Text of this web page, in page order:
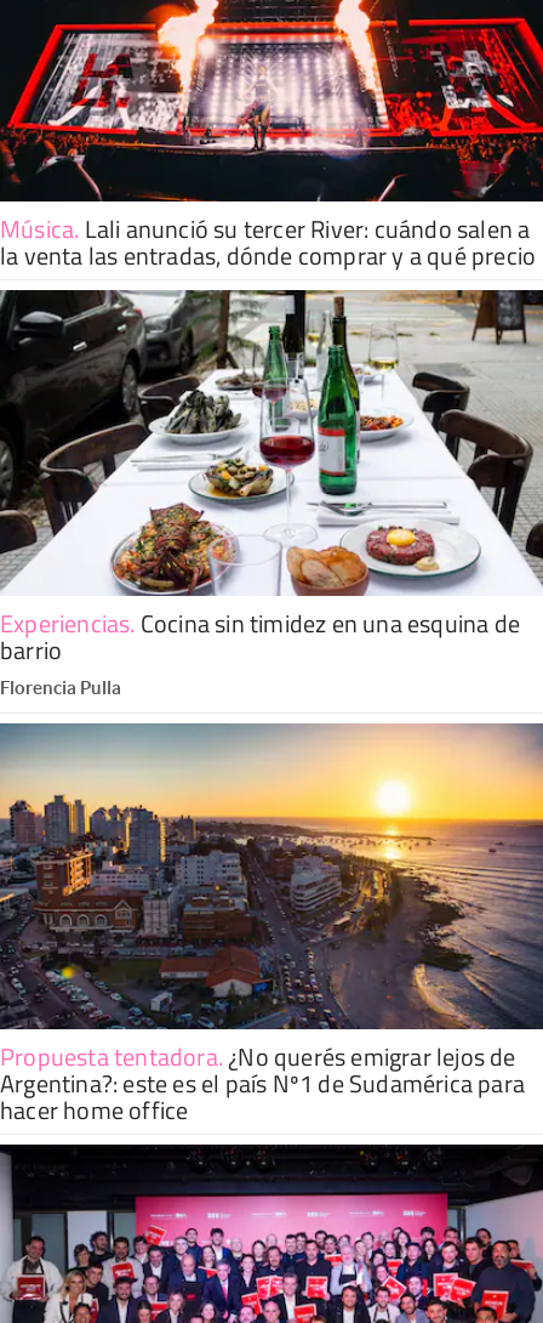
Música. Lali anunció su tercer River: cuándo salen a
la venta las entradas, dónde comprar y a qué precio
Experiencias. Cocina sin timidez en una esquina de
barrio
Florencia Pulla
Propuesta tentadora.¿No querés emigrar lejos de
Argentina?: este es el país Nº1 de Sudamérica para
hacer home office